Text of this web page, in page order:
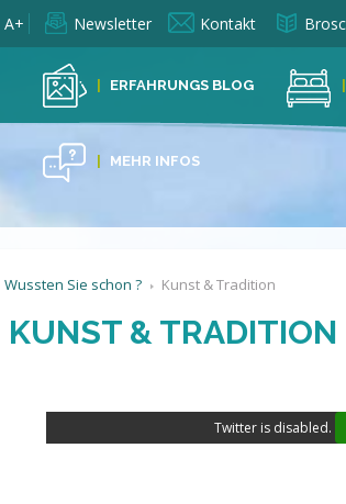
OK
A+ Newsletter Kontakt
ERFAHRUNGS BLOG
MEHR INFOS
Wussten Sie schon ? Kunst & Tradition
KUNST & TRADITION
Twitter is disabled.